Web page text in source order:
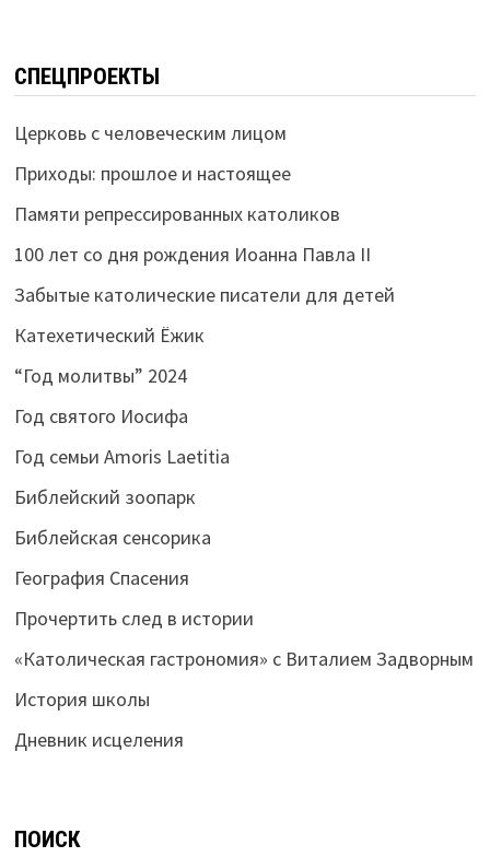
СПЕЦПРОЕКТЫ
Церковь с человеческим лицом
Приходы: прошлое и настоящее
Памяти репрессированных католиков
100 лет со дня рождения Иоанна Павла II
Забытые католические писатели для детей
Катехетический Ёжик
“Год молитвы” 2024
Год святого Иосифа
Год семьи Amoris Laetitia
Библейский зоопарк
Библейская сенсорика
География Спасения
Прочертить след в истории
«Католическая гастрономия» с Виталием Задворным
История школы
Дневник исцеления
ПОИСК